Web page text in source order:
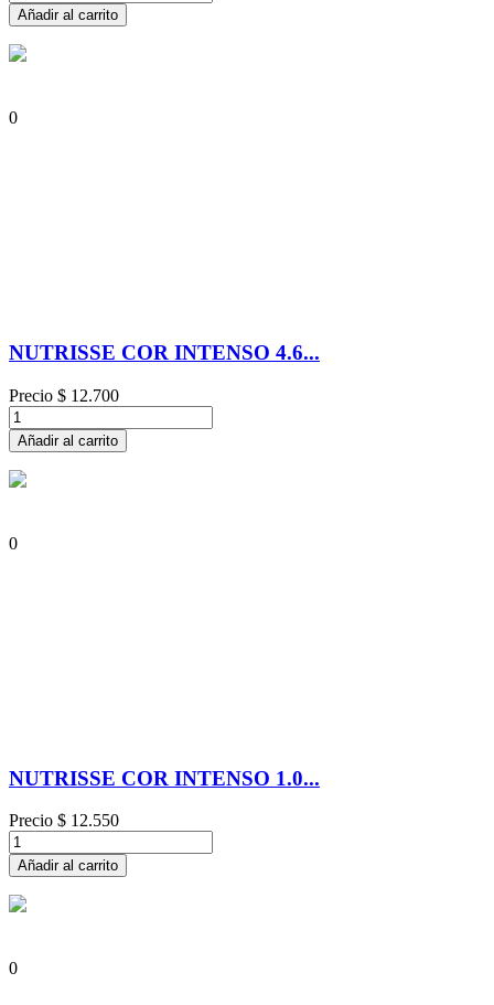
Añadir al carrito
0
NUTRISSE COR INTENSO 4.6...
Precio $ 12.700
Añadir al carrito
0
NUTRISSE COR INTENSO 1.0...
Precio $ 12.550
Añadir al carrito
0